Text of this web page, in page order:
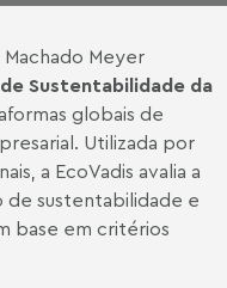
Meyer
Sustentabilidade da
globais de
Utilizada por
a EcoVadis avalia a
de sustentabilidade e
base em critérios